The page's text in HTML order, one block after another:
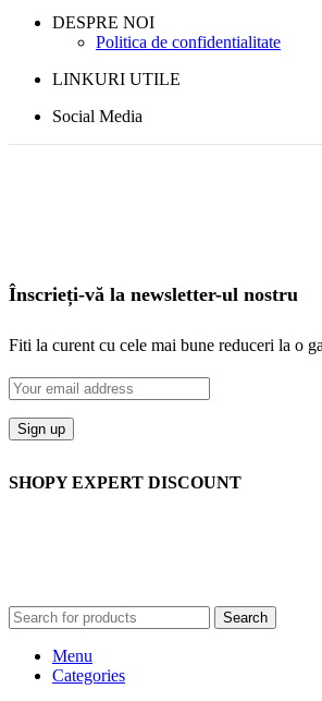
DESPRE NOI
Politica de confidentialitate
LINKURI UTILE
Social Media
Înscrieți-vă la newsletter-ul nostru
Fiti la curent cu cele mai bune reduceri la o
SHOPY EXPERT DISCOUNT
Search
Menu
Categories